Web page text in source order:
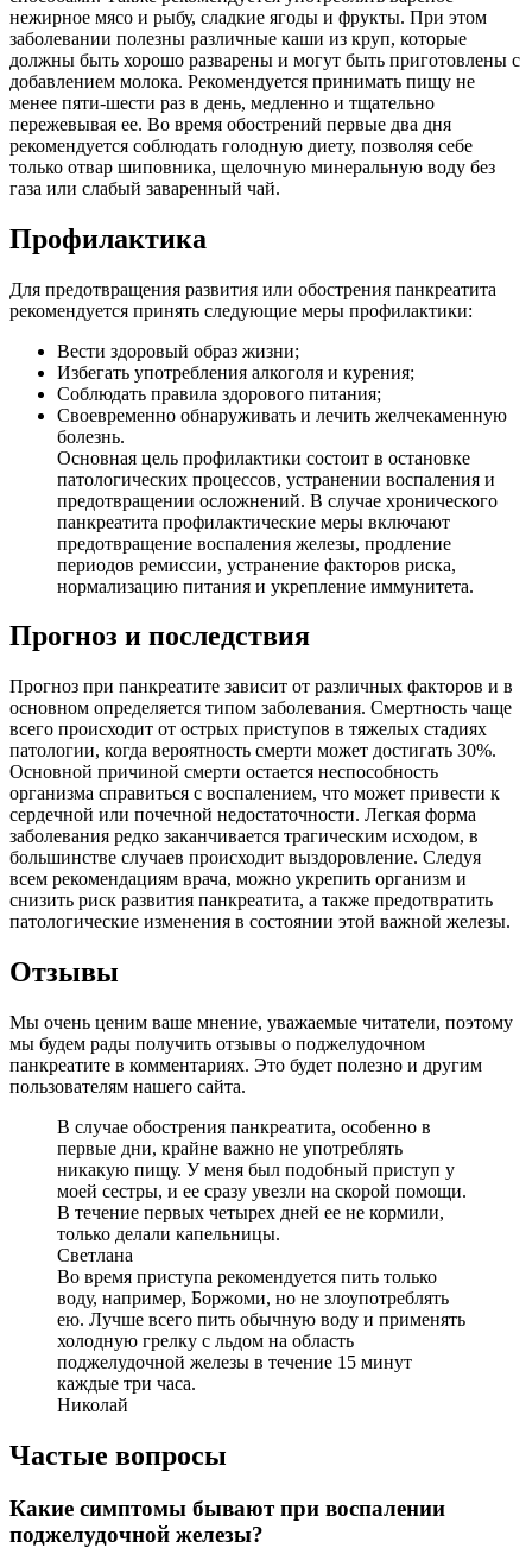
нежирное мясо и рыбу, сладкие ягоды и фрукты. При этом
заболевании полезны различные каши из круп, которые
должны быть хорошо разварены и могут быть приготовлены с
добавлением молока. Рекомендуется принимать пищу не
менее пяти-шести раз в день, медленно и тщательно
пережевывая ее. Во время обострений первые два дня
рекомендуется соблюдать голодную диету, позволяя себе
только отвар шиповника, щелочную минеральную воду без
газа или слабый заваренный чай.
Профилактика
Для предотвращения развития или обострения панкреатита
рекомендуется принять следующие меры профилактики:
Вести здоровый образ жизни;
Избегать употребления алкоголя и курения;
Соблюдать правила здорового питания;
Своевременно обнаруживать и лечить желчекаменную
болезнь.
Основная цель профилактики состоит в остановке
патологических процессов, устранении воспаления и
предотвращении осложнений. В случае хронического
панкреатита профилактические меры включают
предотвращение воспаления железы, продление
периодов ремиссии, устранение факторов риска,
нормализацию питания и укрепление иммунитета.
Прогноз и последствия
Прогноз при панкреатите зависит от различных факторов и в
основном определяется типом заболевания. Смертность чаще
всего происходит от острых приступов в тяжелых стадиях
патологии, когда вероятность смерти может достигать 30%.
Основной причиной смерти остается неспособность
организма справиться с воспалением, что может привести к
сердечной или почечной недостаточности. Легкая форма
заболевания редко заканчивается трагическим исходом, в
большинстве случаев происходит выздоровление. Следуя
всем рекомендациям врача, можно укрепить организм и
снизить риск развития панкреатита, а также предотвратить
патологические изменения в состоянии этой важной железы.
Отзывы
Мы очень ценим ваше мнение, уважаемые читатели, поэтому
мы будем рады получить отзывы о поджелудочном
панкреатите в комментариях. Это будет полезно и другим
пользователям нашего сайта.
В случае обострения панкреатита, особенно в
первые дни, крайне важно не употреблять
никакую пищу. У меня был подобный приступ у
моей сестры, и ее сразу увезли на скорой помощи.
В течение первых четырех дней ее не кормили,
только делали капельницы.
Светлана
Во время приступа рекомендуется пить только
воду, например, Боржоми, но не злоупотреблять
ею. Лучше всего пить обычную воду и применять
холодную грелку с льдом на область
поджелудочной железы в течение 15 минут
каждые три часа.
Николай
Частые вопросы
Какие симптомы бывают при воспалении
поджелудочной железы?